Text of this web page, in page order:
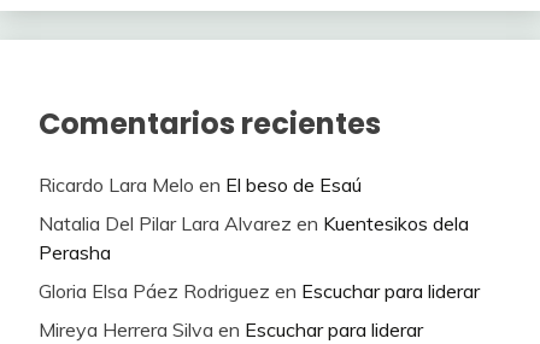
Comentarios recientes
Ricardo Lara Melo en El beso de Esaú
Natalia Del Pilar Lara Alvarez en Kuentesikos dela
Perasha
Gloria Elsa Páez Rodriguez en Escuchar para liderar
Mireya Herrera Silva en Escuchar para liderar